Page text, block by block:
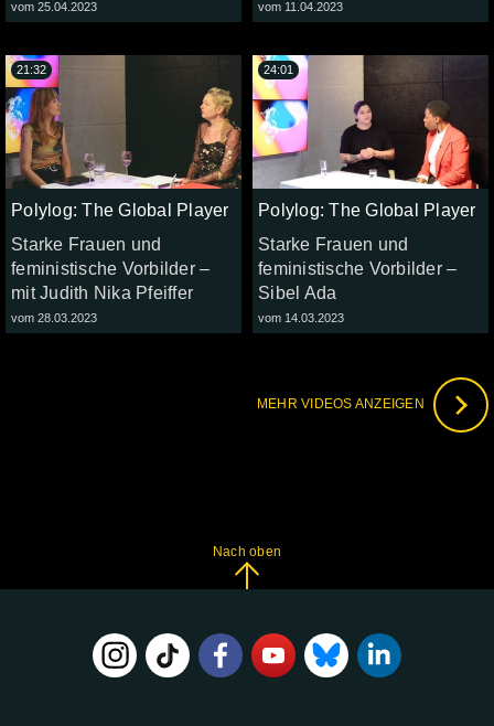
vom 25.04.2023 vom 11.04.2023
Polylog: The Global Player
Starke Frauen und
feministische Vorbilder –
mit Judith Nika Pfeiffer
vom 28.03.2023
21:32
Polylog: The Global Player
Starke Frauen und
feministische Vorbilder –
Sibel Ada
vom 14.03.2023
24:01
MEHR VIDEOS ANZEIGEN
Nach oben